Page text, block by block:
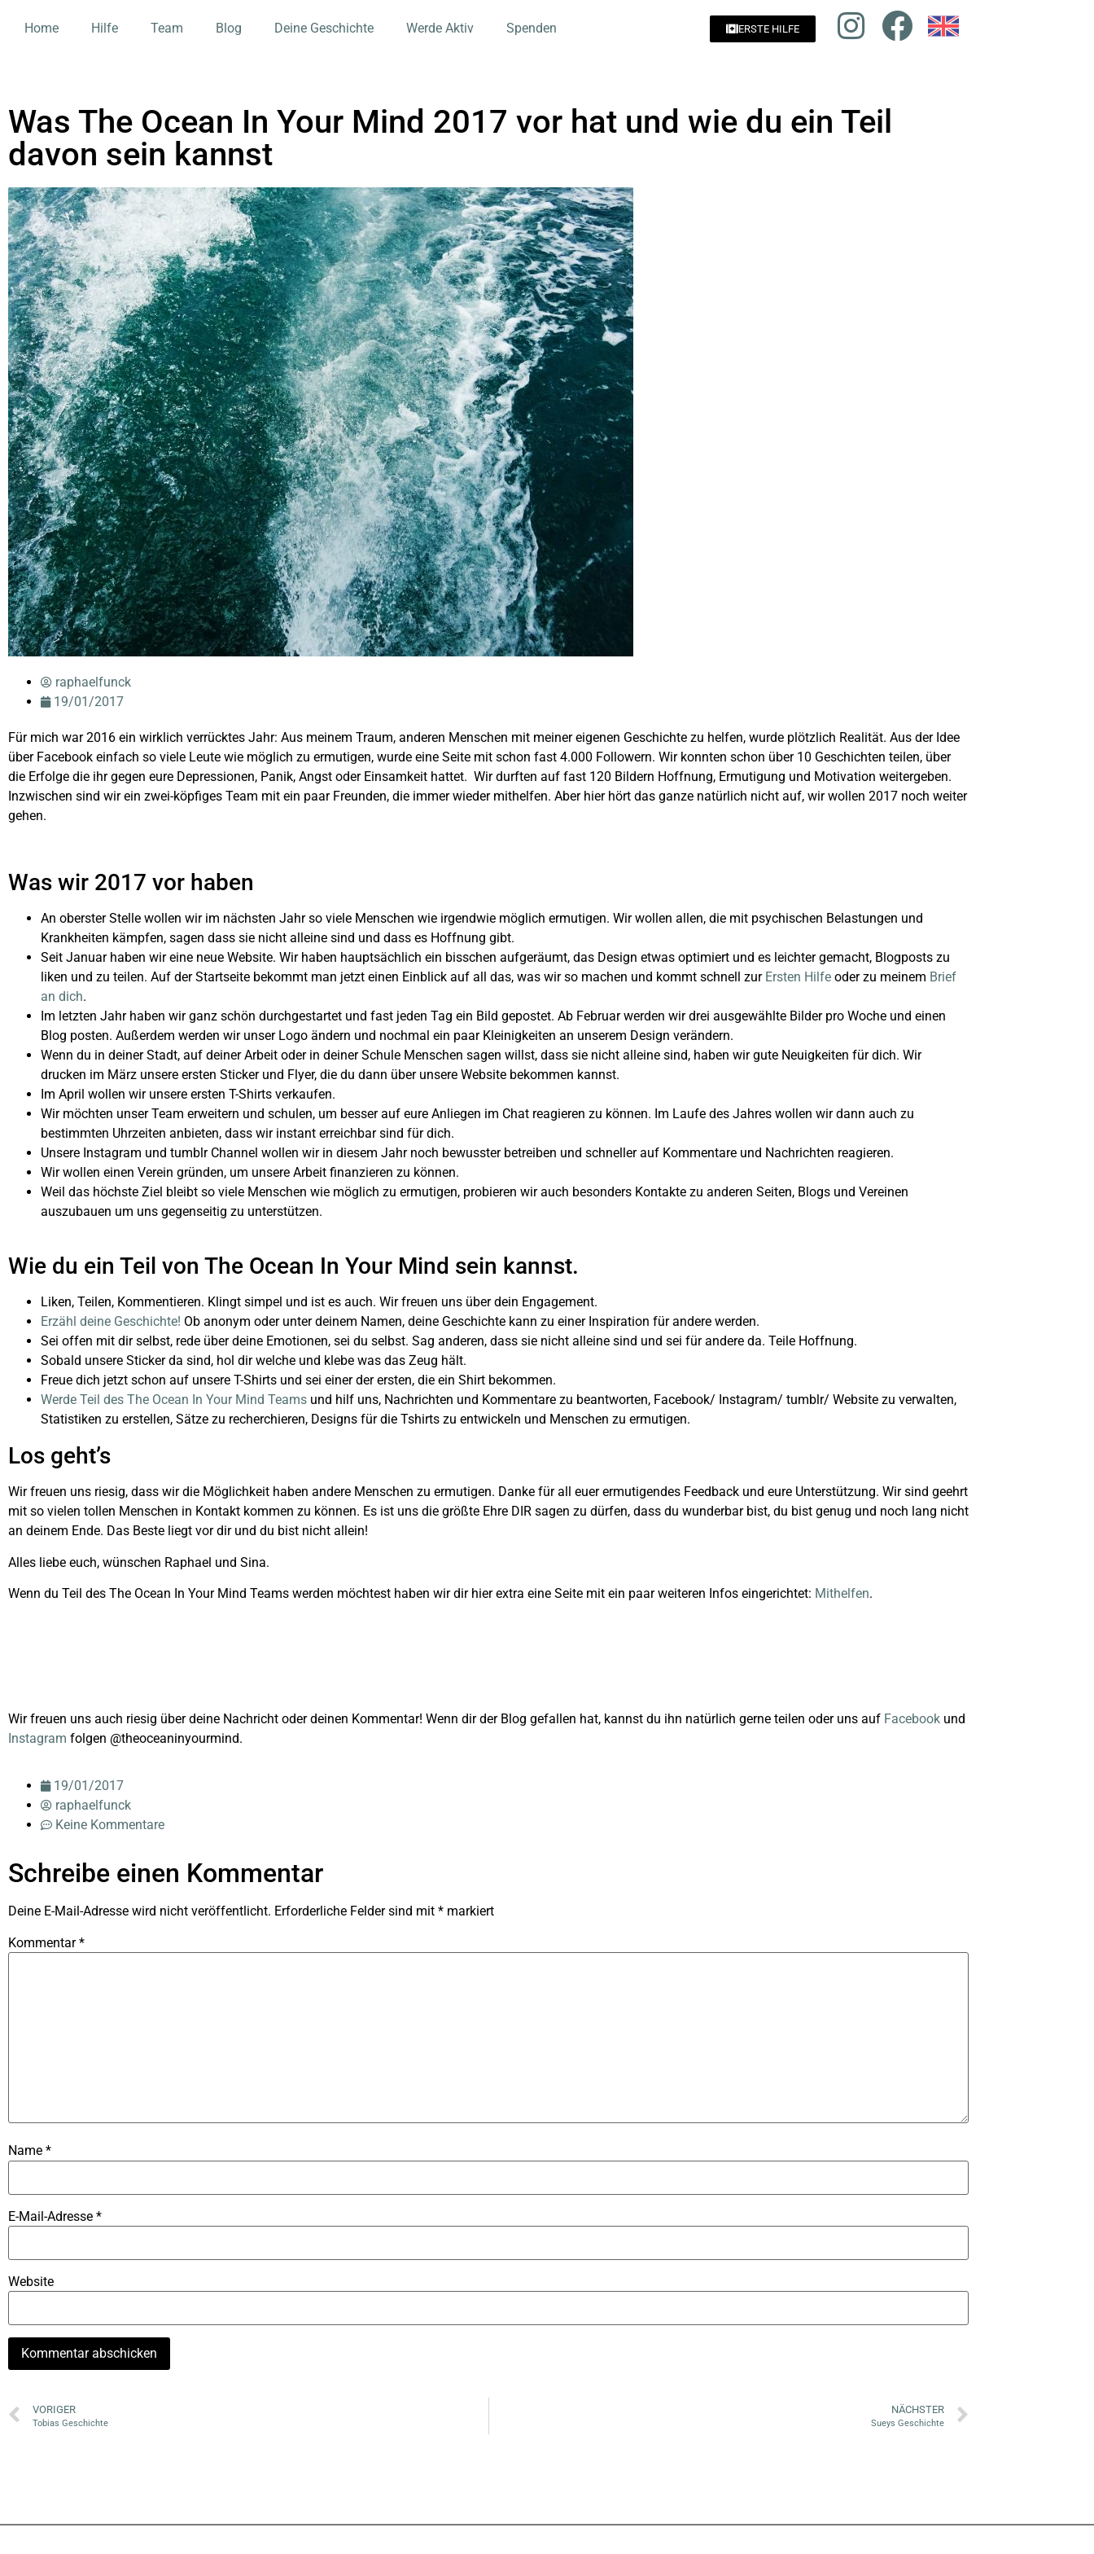
Home Hilfe Team Blog Deine Geschichte Werde Aktiv Spenden ERSTE HILFE
Was The Ocean In Your Mind 2017 vor hat und wie du ein Teil
davon sein kannst
raphaelfunck
19/01/2017
Für mich war 2016 ein wirklich verrücktes Jahr: Aus meinem Traum, anderen Menschen mit meiner eigenen Geschichte zu helfen, wurde plötzlich Realität. Aus der Idee
über Facebook einfach so viele Leute wie möglich zu ermutigen, wurde eine Seite mit schon fast 4.000 Followern. Wir konnten schon über 10 Geschichten teilen, über
die Erfolge die ihr gegen eure Depressionen, Panik, Angst oder Einsamkeit hattet. Wir durften auf fast 120 Bildern Hoffnung, Ermutigung und Motivation weitergeben.
Inzwischen sind wir ein zwei-köpfiges Team mit ein paar Freunden, die immer wieder mithelfen. Aber hier hört das ganze natürlich nicht auf, wir wollen 2017 noch weiter
gehen.
Was wir 2017 vor haben
An oberster Stelle wollen wir im nächsten Jahr so viele Menschen wie irgendwie möglich ermutigen. Wir wollen allen, die mit psychischen Belastungen und
Krankheiten kämpfen, sagen dass sie nicht alleine sind und dass es Hoffnung gibt.
Seit Januar haben wir eine neue Website. Wir haben hauptsächlich ein bisschen aufgeräumt, das Design etwas optimiert und es leichter gemacht, Blogposts zu
liken und zu teilen. Auf der Startseite bekommt man jetzt einen Einblick auf all das, was wir so machen und kommt schnell zur Ersten Hilfe oder zu meinem Brief
an dich.
Im letzten Jahr haben wir ganz schön durchgestartet und fast jeden Tag ein Bild gepostet. Ab Februar werden wir drei ausgewählte Bilder pro Woche und einen
Blog posten. Außerdem werden wir unser Logo ändern und nochmal ein paar Kleinigkeiten an unserem Design verändern.
Wenn du in deiner Stadt, auf deiner Arbeit oder in deiner Schule Menschen sagen willst, dass sie nicht alleine sind, haben wir gute Neuigkeiten für dich. Wir
drucken im März unsere ersten Sticker und Flyer, die du dann über unsere Website bekommen kannst.
Im April wollen wir unsere ersten T-Shirts verkaufen.
Wir möchten unser Team erweitern und schulen, um besser auf eure Anliegen im Chat reagieren zu können. Im Laufe des Jahres wollen wir dann auch zu
bestimmten Uhrzeiten anbieten, dass wir instant erreichbar sind für dich.
Unsere Instagram und tumblr Channel wollen wir in diesem Jahr noch bewusster betreiben und schneller auf Kommentare und Nachrichten reagieren.
Wir wollen einen Verein gründen, um unsere Arbeit finanzieren zu können.
Weil das höchste Ziel bleibt so viele Menschen wie möglich zu ermutigen, probieren wir auch besonders Kontakte zu anderen Seiten, Blogs und Vereinen
auszubauen um uns gegenseitig zu unterstützen.
Wie du ein Teil von The Ocean In Your Mind sein kannst.
Liken, Teilen, Kommentieren. Klingt simpel und ist es auch. Wir freuen uns über dein Engagement.
Erzähl deine Geschichte! Ob anonym oder unter deinem Namen, deine Geschichte kann zu einer Inspiration für andere werden.
Sei offen mit dir selbst, rede über deine Emotionen, sei du selbst. Sag anderen, dass sie nicht alleine sind und sei für andere da. Teile Hoffnung.
Sobald unsere Sticker da sind, hol dir welche und klebe was das Zeug hält.
Freue dich jetzt schon auf unsere T-Shirts und sei einer der ersten, die ein Shirt bekommen.
Werde Teil des The Ocean In Your Mind Teams und hilf uns, Nachrichten und Kommentare zu beantworten, Facebook/ Instagram/ tumblr/ Website zu verwalten,
Statistiken zu erstellen, Sätze zu recherchieren, Designs für die Tshirts zu entwickeln und Menschen zu ermutigen.
Los geht’s
Wir freuen uns riesig, dass wir die Möglichkeit haben andere Menschen zu ermutigen. Danke für all euer ermutigendes Feedback und eure Unterstützung. Wir sind geehrt
mit so vielen tollen Menschen in Kontakt kommen zu können. Es ist uns die größte Ehre DIR sagen zu dürfen, dass du wunderbar bist, du bist genug und noch lang nicht
an deinem Ende. Das Beste liegt vor dir und du bist nicht allein!
Alles liebe euch, wünschen Raphael und Sina.
Wenn du Teil des The Ocean In Your Mind Teams werden möchtest haben wir dir hier extra eine Seite mit ein paar weiteren Infos eingerichtet: Mithelfen.
Wir freuen uns auch riesig über deine Nachricht oder deinen Kommentar! Wenn dir der Blog gefallen hat, kannst du ihn natürlich gerne teilen oder uns auf Facebook und
Instagram folgen @theoceaninyourmind.
19/01/2017
raphaelfunck
Keine Kommentare
Schreibe einen Kommentar
Deine E-Mail-Adresse wird nicht veröffentlicht. Erforderliche Felder sind mit * markiert
Kommentar*
Name *
E-Mail-Adresse *
Website
VORIGER
Tobias Geschichte
NÄCHSTER
Sueys Geschichte